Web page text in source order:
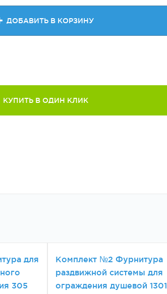
ДОБАВИТЬ В КОРЗИНУ
КУПИТЬ В ОДИН КЛИК
для
305
Комплект №2 Фурнитура
раздвижной системы для
ограждения душевой 1301